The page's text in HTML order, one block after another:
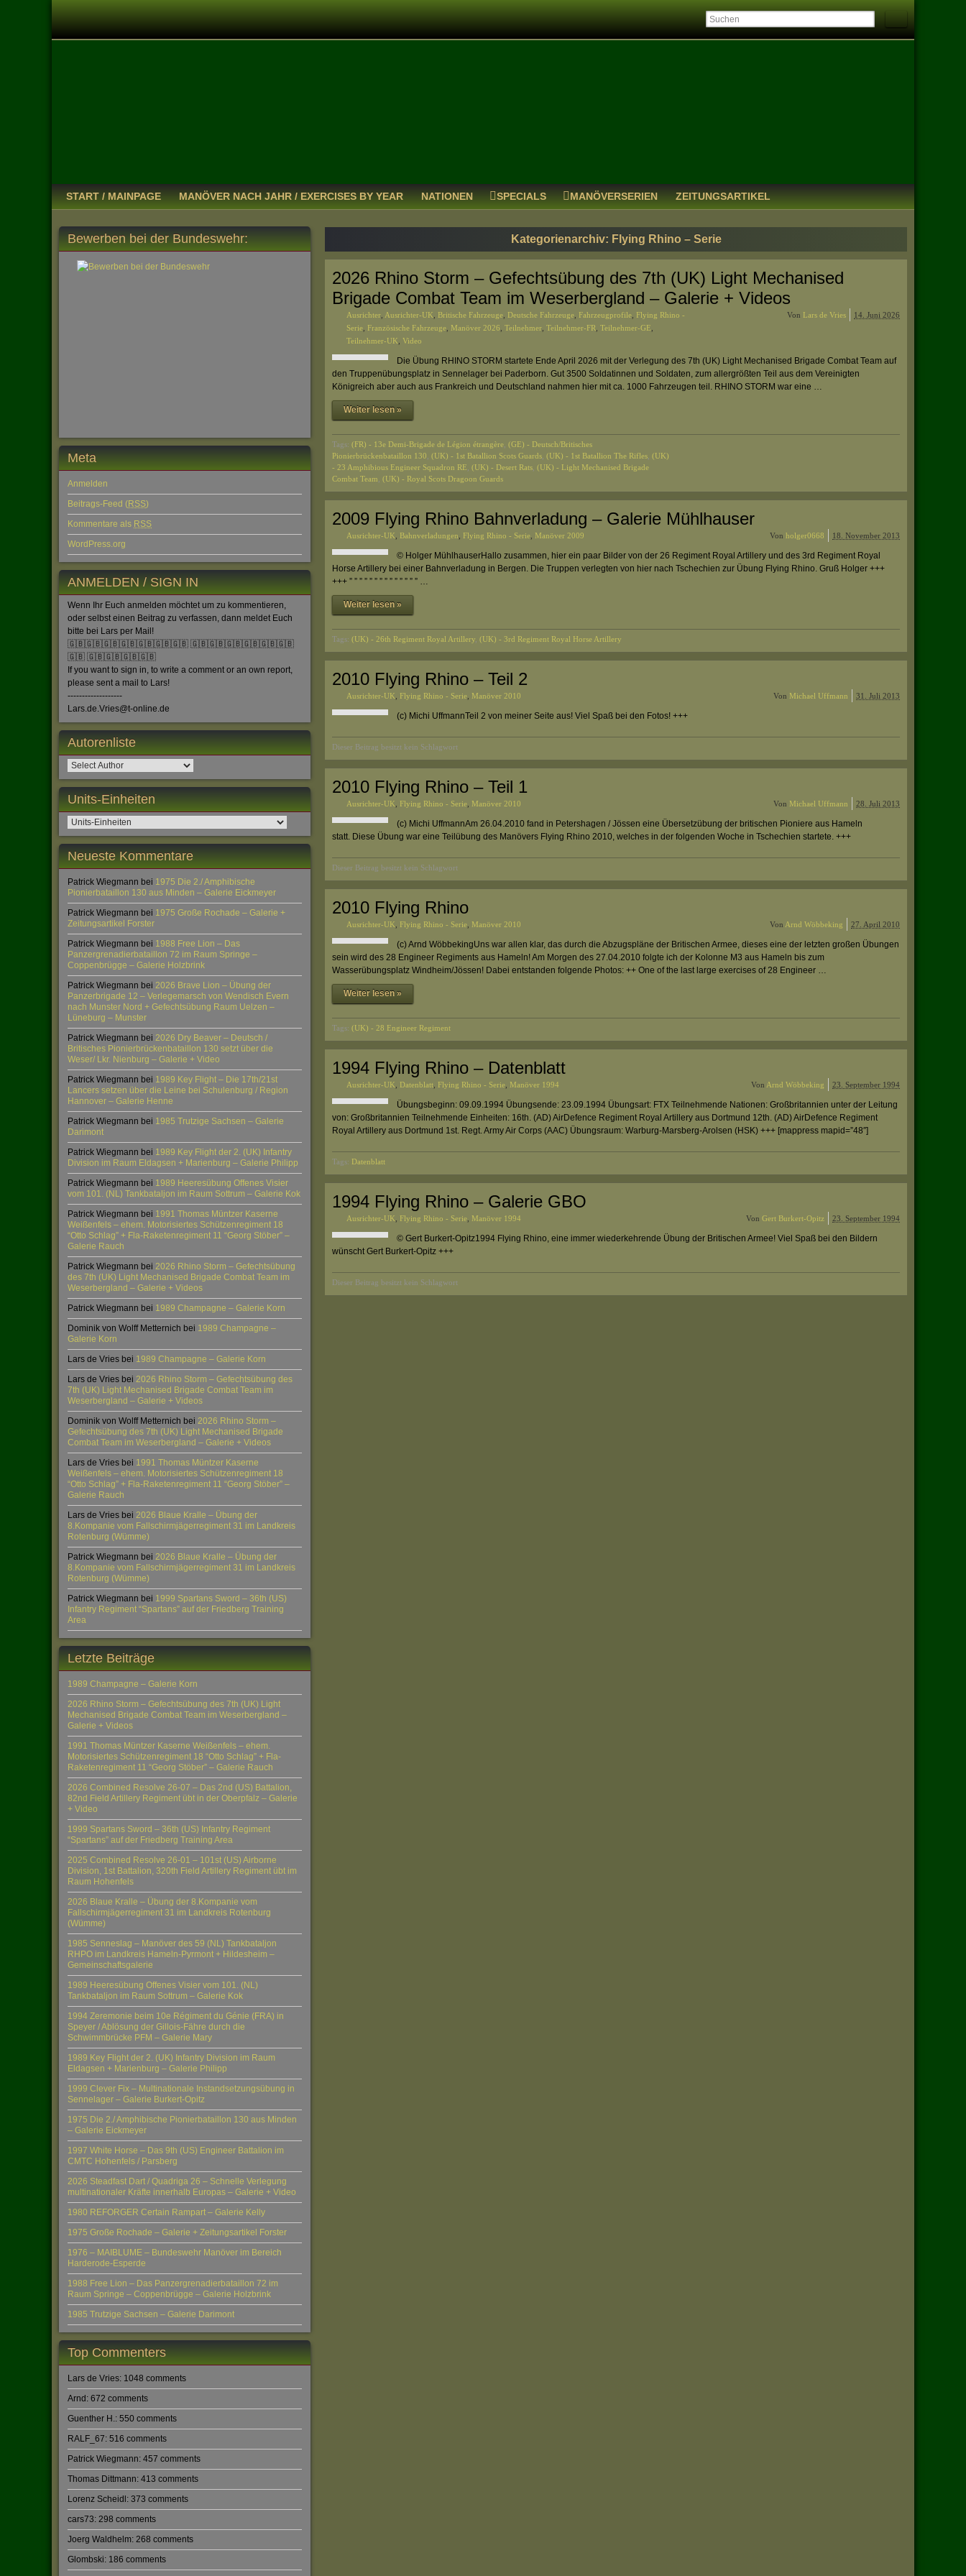
START / MAINPAGE MANÖVER NACH JAHR / EXERCISES BY YEAR NATIONEN SPECIALS MANÖVERSERIEN ZEITUNGSARTIKEL
Bewerben bei der Bundeswehr:
Meta
Anmelden
Beitrags-Feed (RSS)
Kommentare als RSS
WordPress.org
ANMELDEN / SIGN IN
Wenn Ihr Euch anmelden möchtet um zu kommentieren,
oder selbst einen Beitrag zu verfassen, dann meldet Euch
bitte bei Lars per Mail!
🇬🇧🇬🇧🇬🇧🇬🇧🇬🇧🇬🇧🇬🇧 🇬🇧🇬🇧🇬🇧🇬🇧🇬🇧🇬🇧
🇬🇧 🇬🇧🇬🇧🇬🇧🇬🇧
If you want to sign in, to write a comment or an own report,
please sent a mail to Lars!
-------------------
Lars.de.Vries@t-online.de
Autorenliste
Units-Einheiten
Neueste Kommentare
Patrick Wiegmann bei 1975 Die 2./ Amphibische
Pionierbataillon 130 aus Minden – Galerie Eickmeyer
Patrick Wiegmann bei 1975 Große Rochade – Galerie +
Zeitungsartikel Forster
Patrick Wiegmann bei 1988 Free Lion – Das
Panzergrenadierbataillon 72 im Raum Springe –
Coppenbrügge – Galerie Holzbrink
Patrick Wiegmann bei 2026 Brave Lion – Übung der
Panzerbrigade 12 – Verlegemarsch von Wendisch Evern
nach Munster Nord + Gefechtsübung Raum Uelzen –
Lüneburg – Munster
Patrick Wiegmann bei 2026 Dry Beaver – Deutsch /
Britisches Pionierbrückenbataillon 130 setzt über die
Weser/ Lkr. Nienburg – Galerie + Video
Patrick Wiegmann bei 1989 Key Flight – Die 17th/21st
Lancers setzen über die Leine bei Schulenburg / Region
Hannover – Galerie Henne
Patrick Wiegmann bei 1985 Trutzige Sachsen – Galerie
Darimont
Patrick Wiegmann bei 1989 Key Flight der 2. (UK) Infantry
Division im Raum Eldagsen + Marienburg – Galerie Philipp
Patrick Wiegmann bei 1989 Heeresübung Offenes Visier
vom 101. (NL) Tankbataljon im Raum Sottrum – Galerie Kok
Patrick Wiegmann bei 1991 Thomas Müntzer Kaserne
Weißenfels – ehem. Motorisiertes Schützenregiment 18
“Otto Schlag” + Fla-Raketenregiment 11 “Georg Stöber” –
Galerie Rauch
Patrick Wiegmann bei 2026 Rhino Storm – Gefechtsübung
des 7th (UK) Light Mechanised Brigade Combat Team im
Weserbergland – Galerie + Videos
Patrick Wiegmann bei 1989 Champagne – Galerie Korn
Dominik von Wolff Metternich bei 1989 Champagne –
Galerie Korn
Lars de Vries bei 1989 Champagne – Galerie Korn
Lars de Vries bei 2026 Rhino Storm – Gefechtsübung des
7th (UK) Light Mechanised Brigade Combat Team im
Weserbergland – Galerie + Videos
Dominik von Wolff Metternich bei 2026 Rhino Storm –
Gefechtsübung des 7th (UK) Light Mechanised Brigade
Combat Team im Weserbergland – Galerie + Videos
Lars de Vries bei 1991 Thomas Müntzer Kaserne
Weißenfels – ehem. Motorisiertes Schützenregiment 18
“Otto Schlag” + Fla-Raketenregiment 11 “Georg Stöber” –
Galerie Rauch
Lars de Vries bei 2026 Blaue Kralle – Übung der
8.Kompanie vom Fallschirmjägerregiment 31 im Landkreis
Rotenburg (Wümme)
Patrick Wiegmann bei 2026 Blaue Kralle – Übung der
8.Kompanie vom Fallschirmjägerregiment 31 im Landkreis
Rotenburg (Wümme)
Patrick Wiegmann bei 1999 Spartans Sword – 36th (US)
Infantry Regiment “Spartans” auf der Friedberg Training
Area
Letzte Beiträge
1989 Champagne – Galerie Korn
2026 Rhino Storm – Gefechtsübung des 7th (UK) Light
Mechanised Brigade Combat Team im Weserbergland –
Galerie + Videos
1991 Thomas Müntzer Kaserne Weißenfels – ehem.
Motorisiertes Schützenregiment 18 “Otto Schlag” + Fla-
Raketenregiment 11 “Georg Stöber” – Galerie Rauch
2026 Combined Resolve 26-07 – Das 2nd (US) Battalion,
82nd Field Artillery Regiment übt in der Oberpfalz – Galerie
+ Video
1999 Spartans Sword – 36th (US) Infantry Regiment
“Spartans” auf der Friedberg Training Area
2025 Combined Resolve 26-01 – 101st (US) Airborne
Division, 1st Battalion, 320th Field Artillery Regiment übt im
Raum Hohenfels
2026 Blaue Kralle – Übung der 8.Kompanie vom
Fallschirmjägerregiment 31 im Landkreis Rotenburg
(Wümme)
1985 Senneslag – Manöver des 59 (NL) Tankbataljon
RHPO im Landkreis Hameln-Pyrmont + Hildesheim –
Gemeinschaftsgalerie
1989 Heeresübung Offenes Visier vom 101. (NL)
Tankbataljon im Raum Sottrum – Galerie Kok
1994 Zeremonie beim 10e Régiment du Génie (FRA) in
Speyer / Ablösung der Gillois-Fähre durch die
Schwimmbrücke PFM – Galerie Mary
1989 Key Flight der 2. (UK) Infantry Division im Raum
Eldagsen + Marienburg – Galerie Philipp
1999 Clever Fix – Multinationale Instandsetzungsübung in
Sennelager – Galerie Burkert-Opitz
1975 Die 2./ Amphibische Pionierbataillon 130 aus Minden
– Galerie Eickmeyer
1997 White Horse – Das 9th (US) Engineer Battalion im
CMTC Hohenfels / Parsberg
2026 Steadfast Dart / Quadriga 26 – Schnelle Verlegung
multinationaler Kräfte innerhalb Europas – Galerie + Video
1980 REFORGER Certain Rampart – Galerie Kelly
1975 Große Rochade – Galerie + Zeitungsartikel Forster
1976 – MAIBLUME – Bundeswehr Manöver im Bereich
Harderode-Esperde
1988 Free Lion – Das Panzergrenadierbataillon 72 im
Raum Springe – Coppenbrügge – Galerie Holzbrink
1985 Trutzige Sachsen – Galerie Darimont
Top Commenters
Lars de Vries: 1048 comments
Arnd: 672 comments
Guenther H.: 550 comments
RALF_67: 516 comments
Patrick Wiegmann: 457 comments
Thomas Dittmann: 413 comments
Lorenz Scheidl: 373 comments
cars73: 298 comments
Joerg Waldhelm: 268 comments
Glombski: 186 comments
Kategorienarchiv: Flying Rhino – Serie
2026 Rhino Storm – Gefechtsübung des 7th (UK) Light Mechanised
Brigade Combat Team im Weserbergland – Galerie + Videos
Ausrichter Ausrichter-UK Britische Fahrzeuge Deutsche Fahrzeuge Fahrzeugprofile Flying Rhino -
Serie Französische Fahrzeuge Manöver 2026 Teilnehmer Teilnehmer-FR Teilnehmer-GE
Teilnehmer-UK Video
14. Juni 2026
Von Lars de Vries
Die Übung RHINO STORM startete Ende April 2026 mit der Verlegung des 7th (UK) Light Mechanised Brigade Combat Team auf
den Truppenübungsplatz in Sennelager bei Paderborn. Gut 3500 Soldatinnen und Soldaten, zum allergrößten Teil aus dem Vereinigten
Königreich aber auch aus Frankreich und Deutschland nahmen hier mit ca. 1000 Fahrzeugen teil. RHINO STORM war eine …
Weiter lesen »
Tags: (FR) - 13e Demi-Brigade de Légion étrangère (GE) - Deutsch/Britisches
Pionierbrückenbataillon 130 (UK) - 1st Batallion Scots Guards (UK) - 1st Batallion The Rifles (UK)
- 23 Amphibious Engineer Squadron RE (UK) - Desert Rats (UK) - Light Mechanised Brigade
Combat Team (UK) - Royal Scots Dragoon Guards
2009 Flying Rhino Bahnverladung – Galerie Mühlhauser
Ausrichter-UK Bahnverladungen Flying Rhino - Serie Manöver 2009 18. November 2013
Von holger0668
© Holger MühlhauserHallo zusammen, hier ein paar Bilder von der 26 Regiment Royal Artillery und des 3rd Regiment Royal
Horse Artillery bei einer Bahnverladung in Bergen. Die Truppen verlegten von hier nach Tschechien zur Übung Flying Rhino. Gruß Holger +++
+++ ” ” ” ” ” ” ” ” ” ” ” ” ” ” …
Weiter lesen »
Tags: (UK) - 26th Regiment Royal Artillery (UK) - 3rd Regiment Royal Horse Artillery
2010 Flying Rhino – Teil 2
Ausrichter-UK Flying Rhino - Serie Manöver 2010 31. Juli 2013
Von Michael Uffmann
(c) Michi UffmannTeil 2 von meiner Seite aus! Viel Spaß bei den Fotos! +++
Dieser Beitrag besitzt kein Schlagwort
2010 Flying Rhino – Teil 1
Ausrichter-UK Flying Rhino - Serie Manöver 2010 28. Juli 2013
Von Michael Uffmann
(c) Michi UffmannAm 26.04.2010 fand in Petershagen / Jössen eine Übersetzübung der britischen Pioniere aus Hameln
statt. Diese Übung war eine Teilübung des Manövers Flying Rhino 2010, welches in der folgenden Woche in Tschechien startete. +++
Dieser Beitrag besitzt kein Schlagwort
2010 Flying Rhino
Ausrichter-UK Flying Rhino - Serie Manöver 2010 27. April 2010
Von Arnd Wöbbeking
(c) Arnd WöbbekingUns war allen klar, das durch die Abzugspläne der Britischen Armee, dieses eine der letzten großen Übungen
sein wird des 28 Engineer Regiments aus Hameln! Am Morgen des 27.04.2010 folgte ich der Kolonne M3 aus Hameln bis zum
Wasserübungsplatz Windheim/Jössen! Dabei entstanden folgende Photos: ++ One of the last large exercises of 28 Engineer …
Weiter lesen »
Tags: (UK) - 28 Engineer Regiment
1994 Flying Rhino – Datenblatt
Ausrichter-UK Datenblatt Flying Rhino - Serie Manöver 1994 23. September 1994
Von Arnd Wöbbeking
Übungsbeginn: 09.09.1994 Übungsende: 23.09.1994 Übungsart: FTX Teilnehmende Nationen: Großbritannien unter der Leitung
von: Großbritannien Teilnehmende Einheiten: 16th. (AD) AirDefence Regiment Royal Artillery aus Dortmund 12th. (AD) AirDefence Regiment
Royal Artillery aus Dortmund 1st. Regt. Army Air Corps (AAC) Übungsraum: Warburg-Marsberg-Arolsen (HSK) +++ [mappress mapid=”48″]
Tags: Datenblatt
1994 Flying Rhino – Galerie GBO
Ausrichter-UK Flying Rhino - Serie Manöver 1994 23. September 1994
Von Gert Burkert-Opitz
© Gert Burkert-Opitz1994 Flying Rhino, eine immer wiederkehrende Übung der Britischen Armee! Viel Spaß bei den Bildern
wünscht Gert Burkert-Opitz +++
Dieser Beitrag besitzt kein Schlagwort